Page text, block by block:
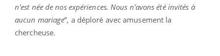
n'est née de nos expériences. Nous n'avons été invités à
aucun mariage”, a déploré avec amusement la
chercheuse.